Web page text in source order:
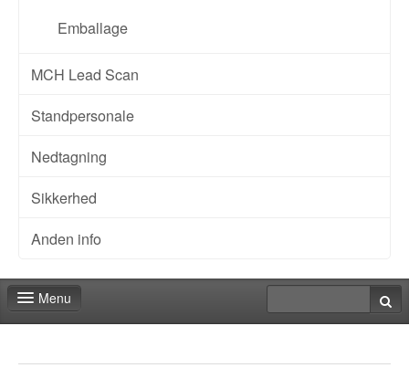
Emballage
MCH Lead Scan
Standpersonale
Nedtagning
Sikkerhed
Anden info
Menu